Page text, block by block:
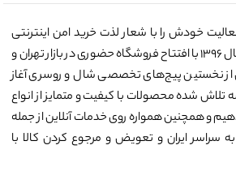
خودش را با شعار لذت خرید امن اینترنتی
توسط یک تیم جوان در سال ۱۳۹۶ با افتتاح فروشگاه حضوری در بازار تهران و
از نخستین پیج‌های تخصصی شال و روسری آغاز
شده محصولات با کیفیت و متمایز از انواع
و همچنین همواره روی خدمات آنلاین از جمله
سراسر ایران و تعویض و مرجوع کردن کالا با